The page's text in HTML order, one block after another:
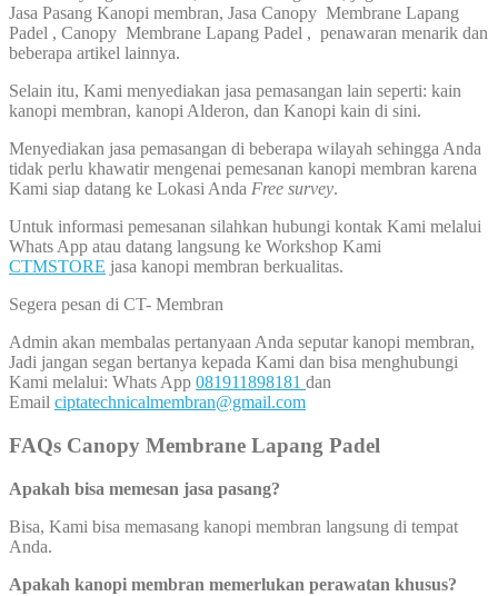
Jasa Pasang Kanopi membran, Jasa Canopy Membrane Lapang
Padel , Canopy Membrane Lapang Padel , penawaran menarik dan
beberapa artikel lainnya.
Selain itu, Kami menyediakan jasa pemasangan lain seperti: kain
kanopi membran, kanopi Alderon, dan Kanopi kain di sini.
Menyediakan jasa pemasangan di beberapa wilayah sehingga Anda
tidak perlu khawatir mengenai pemesanan kanopi membran karena
Kami siap datang ke Lokasi Anda Free survey.
Untuk informasi pemesanan silahkan hubungi kontak Kami melalui
Whats App atau datang langsung ke Workshop Kami
CTMSTORE jasa kanopi membran berkualitas.
Segera pesan di CT- Membran
Admin akan membalas pertanyaan Anda seputar kanopi membran,
Jadi jangan segan bertanya kepada Kami dan bisa menghubungi
Kami melalui: Whats App 081911898181 dan
Email ciptatechnicalmembran@gmail.com
FAQs Canopy Membrane Lapang Padel
Apakah bisa memesan jasa pasang?
Bisa, Kami bisa memasang kanopi membran langsung di tempat
Anda.
Apakah kanopi membran memerlukan perawatan khusus?